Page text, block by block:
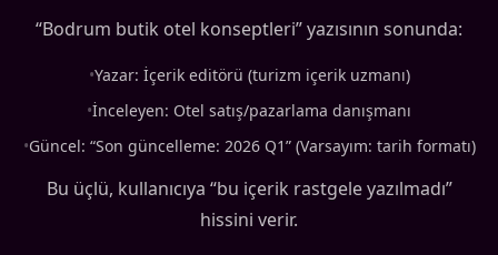
“Bodrum butik otel konseptleri” yazısının sonunda:
•Yazar: İçerik editörü (turizm içerik uzmanı)
•İnceleyen: Otel satış/pazarlama danışmanı
•Güncel: “Son güncelleme: 2026 Q1” (Varsayım: tarih formatı)
Bu üçlü, kullanıcıya “bu içerik rastgele yazılmadı”
hissini verir.